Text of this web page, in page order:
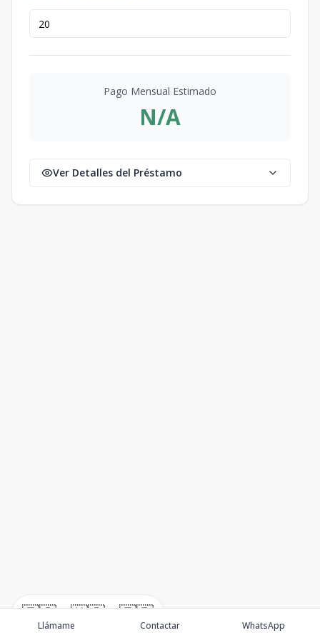
🇪🇸 🇺🇸 🇫🇷
Pago Mensual Estimado
N/A
Ver Detalles del Préstamo
Llámame Contactar WhatsApp